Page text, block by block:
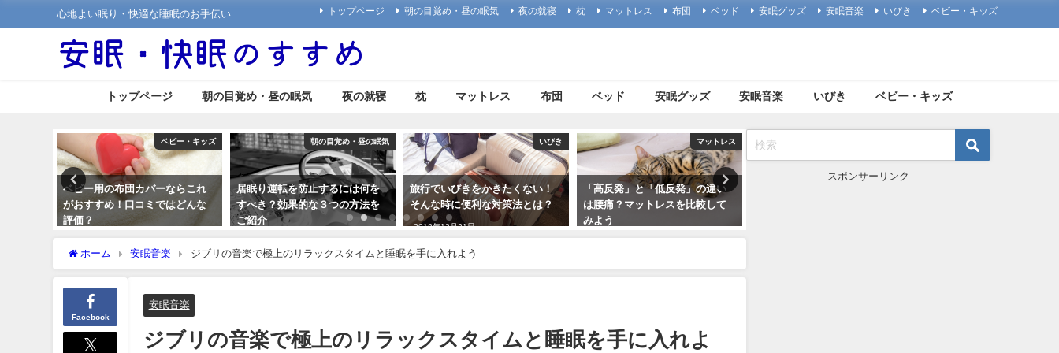
心地よい眠り・快適な睡眠のお手伝い トップページ 朝の目覚め・昼の眠気 夜の就寝 枕 マットレス 布団 ベッド 安眠グッズ 安眠音楽 いびき ベビー・キッズ
トップページ 朝の目覚め・昼の眠気 夜の就寝 枕 マットレス 布団 ベッド 安眠グッズ 安眠音楽 いびき ベビー・キッズ
朝の目覚め・昼の眠気
居眠り運転を防止するには何を
すべき？効果的な３つの方法を
ご紹介
いびき
旅行でいびきをかきたくない！
そんな時に便利な対策法とは？
2018年12月21日
マットレス
「高反発」と「低反発」の違い
は腰痛？マットレスを比較して
みよう
布団
来客用の布団でおすすめと言え
ば？口コミと評判も確認します
2018年12月13日
ホーム 安眠音楽 ジブリの音楽で極上のリラックスタイムと睡眠を手に入れよう
Facebook
安眠音楽
ジブリの音楽で極上のリラックスタイムと睡眠を手に入れよ
スポンサーリンク